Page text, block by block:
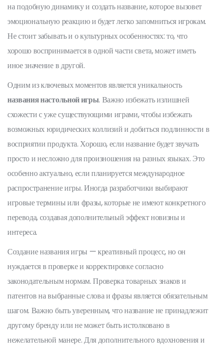
на подобную динамику и создать название, которое вызовет
эмоциональную реакцию и будет легко запомниться игрокам.
Не стоит забывать и о культурных особенностях: то, что
хорошо воспринимается в одной части света, может иметь
иное значение в другой.
Одним из ключевых моментов является уникальность
названия настольной игры. Важно избежать излишней
схожести с уже существующими играми, чтобы избежать
возможных юридических коллизий и добиться подлинности в
восприятии продукта. Хорошо, если название будет звучать
просто и несложно для произношения на разных языках. Это
особенно актуально, если планируется международное
распространение игры. Иногда разработчики выбирают
игровые термины или фразы, которые не имеют конкретного
перевода, создавая дополнительный эффект новизны и
интереса.
Создание названия игры — креативный процесс, но он
нуждается в проверке и корректировке согласно
законодательным нормам. Проверка товарных знаков и
патентов на выбранные слова и фразы является обязательным
шагом. Важно быть уверенным, что название не принадлежит
другому бренду или не может быть истолковано в
нежелательной манере. Для дополнительного вдохновения и